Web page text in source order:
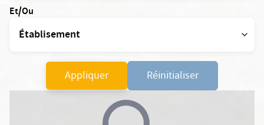
Et/Ou
Appliquer Réinitialiser